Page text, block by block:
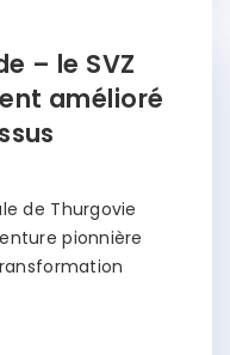
– le SVZ
amélioré
de Thurgovie
pionnière